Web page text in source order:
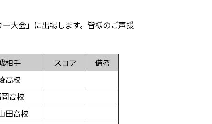
大会」に出場します。皆様のご声援
相手 スコア
備考
高校
高校
田高校